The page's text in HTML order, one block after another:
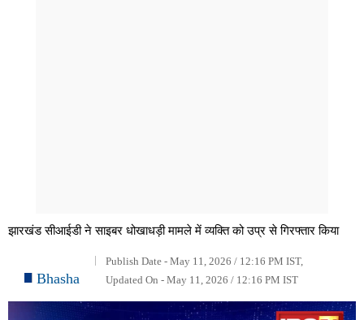
झारखंड सीआईडी ने साइबर धोखाधड़ी मामले में व्यक्ति को उप्र से गिरफ्तार किया
Bhasha
Publish Date - May 11, 2026 / 12:16 PM IST,
Updated On - May 11, 2026 / 12:16 PM IST